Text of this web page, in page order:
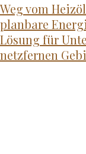
Weg vom
planbare
Lösung für
netzfernen